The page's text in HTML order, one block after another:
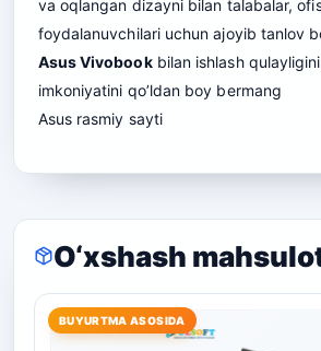
va oqlangan dizayni bilan talabalar,
foydalanuvchilari uchun ajoyib tanlov
Asus Vivobookbilan ishlash
imkoniyatini qo’ldan boy bermang
Asusrasmiy sayti
O‘xshash
BUYURTMA ASOSIDA